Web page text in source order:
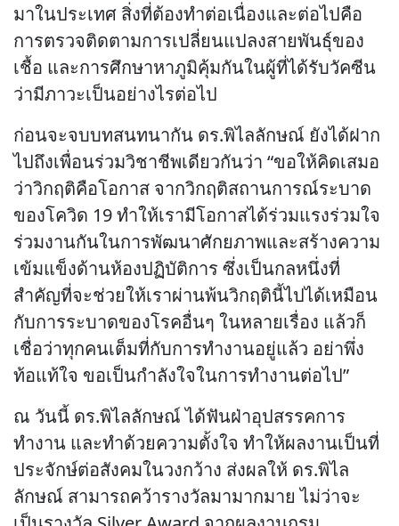
มาในประเทศ สิ่งที่ต้องทำต่อเนื่องและต่อไปคือ
การตรวจติดตามการเปลี่ยนแปลงสายพันธุ์ของ
เชื้อ และการศึกษาหาภูมิคุ้มกันในผู้ที่ได้รับวัคซีน
ว่ามีภาวะเป็นอย่างไรต่อไป
ก่อนจะจบบทสนทนากัน ดร.พิไลลักษณ์ ยังได้ฝาก
ไปถึงเพื่อนร่วมวิชาชีพเดียวกันว่า “ขอให้คิดเสมอ
ว่าวิกฤติคือโอกาส จากวิกฤติสถานการณ์ระบาด
ของโควิด 19 ทำให้เรามีโอกาสได้ร่วมแรงร่วมใจ
ร่วมงานกันในการพัฒนาศักยภาพและสร้างความ
เข้มแข็งด้านห้องปฏิบัติการ ซึ่งเป็นกลหนึ่งที่
สำคัญที่จะช่วยให้เราผ่านพ้นวิกฤตินี้ไปได้เหมือน
กับการระบาดของโรคอื่นๆ ในหลายเรื่อง แล้วก็
เชื่อว่าทุกคนเต็มที่กับการทำงานอยู่แล้ว อย่าพึ่ง
ท้อแท้ใจ ขอเป็นกำลังใจในการทำงานต่อไป”
ณ วันนี้ ดร.พิไลลักษณ์ ได้ฟันฝ่าอุปสรรคการ
ทำงาน และทำด้วยความตั้งใจ ทำให้ผลงานเป็นที่
ประจักษ์ต่อสังคมในวงกว้าง ส่งผลให้ ดร.พิไล
ลักษณ์ สามารถคว้ารางวัลมามากมาย ไม่ว่าจะ